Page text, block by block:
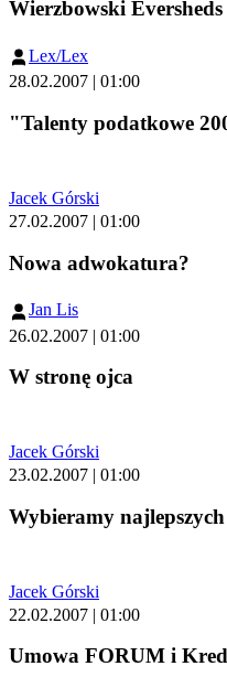
Wierzbowski
Lex/Lex
28.02.2007 | 01:00
"Talenty podatkowe
Jacek Górski
27.02.2007 | 01:00
Nowa adwokatura?
Jan Lis
26.02.2007 | 01:00
W stronę ojca
Jacek Górski
23.02.2007 | 01:00
Wybieramy
Jacek Górski
22.02.2007 | 01:00
Umowa FORUM i